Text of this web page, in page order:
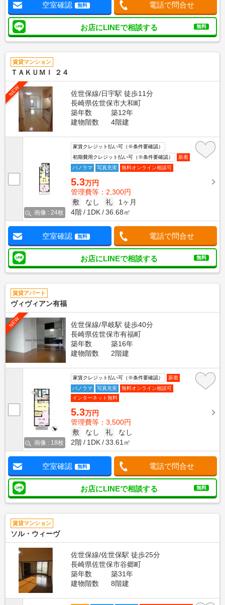
空室確認 無料 電話で問合せ
お店にLINEで相談する 無料
賃貸マンション
ＴＡＫＵＭＩ ２４
NEW
佐世保線/日宇駅 徒歩11分
長崎県佐世保市大和町
築年数
築12年
建物階数
4階建
画像 : 24枚
家賃クレジット払い可（※条件要確認）
初期費用クレジット払い可（※条件要確認）
新着
パノラマ
写真充実 無料オンライン相談可
5.3万円
管理費等：2,300円
敷
なし 礼
1ヶ月
4階
1DK 36.68㎡
空室確認 無料 電話で問合せ
お店にLINEで相談する 無料
賃貸アパート
ヴィヴィアン有福
NEW
佐世保線/早岐駅 徒歩40分
長崎県佐世保市有福町
築年数
築16年
建物階数
2階建
画像 : 18枚
家賃クレジット払い可（※条件要確認）
新着
パノラマ
写真充実
無料オンライン相談可
インターネット無料
5.3万円
管理費等：3,500円
敷
なし 礼
なし
2階
1DK 33.61㎡
空室確認 無料 電話で問合せ
お店にLINEで相談する 無料
賃貸マンション
ソル・ウィーヴ
佐世保線/佐世保駅 徒歩25分
長崎県佐世保市谷郷町
築年数
築31年
建物階数
8階建